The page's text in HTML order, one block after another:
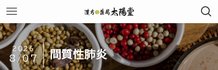
間質性肺炎
2026
8/07